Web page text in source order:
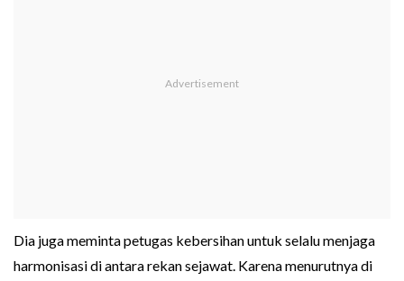
Dia juga meminta petugas kebersihan untuk selalu menjaga
harmonisasi di antara rekan sejawat. Karena menurutnya di